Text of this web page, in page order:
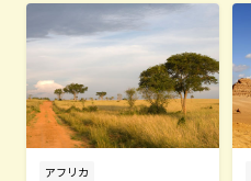
アフリカ